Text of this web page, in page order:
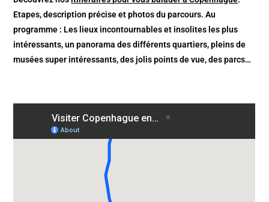
Etapes, description précise et photos du parcours. Au
programme : Les lieux incontournables et insolites les plus
intéressants, un panorama des différents quartiers, pleins de
musées super intéressants, des jolis points de vue, des parcs…